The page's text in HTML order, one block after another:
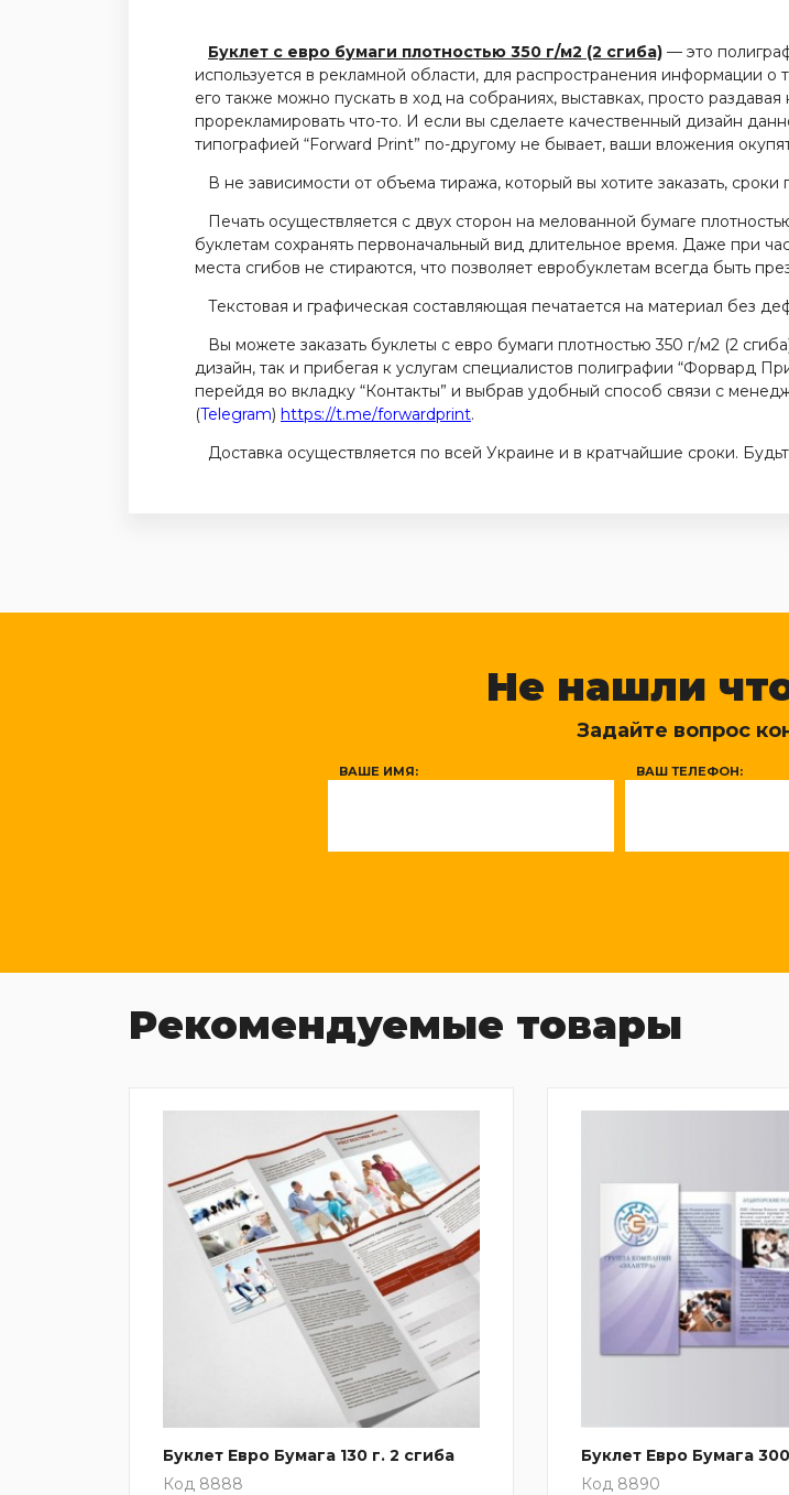
Буклет c евро бумаги плотностью 350 г/м2 (2 сгиба) — это
используется в рекламной области, для распространения информации о
его также можно пускать в ход на собраниях, выставках, просто
прорекламировать что-то. И если вы сделаете качественный дизайн
типографией “Forward Print” по-другому не бывает, ваши вложения
В не зависимости от объема тиража, который вы хотите заказать,
Печать осуществляется с двух сторон на мелованной бумаге
буклетам сохранять первоначальный вид длительное время. Даже при
места сгибов не стираются, что позволяет евробуклетам всегда быть
Текстовая и графическая составляющая печатается на материал без
Вы можете заказать буклеты с евро бумаги плотностью 350 г/м2 (2
дизайн, так и прибегая к услугам специалистов полиграфии “Форвард
перейдя во вкладку “Контакты” и выбрав удобный способ связи с
(Telegram) https://t.me/forwardprint.
Доставка осуществляется по всей Украине и в кратчайшие сроки.
Не нашли
Задайте вопрос
ВАШЕ ИМЯ: ВАШ ТЕЛЕФОН:
Рекомендуемые товары
Буклет Евро Бумага 130 г. 2 сгиба
Код 8888
Буклет Евро Бумага
Код 8890